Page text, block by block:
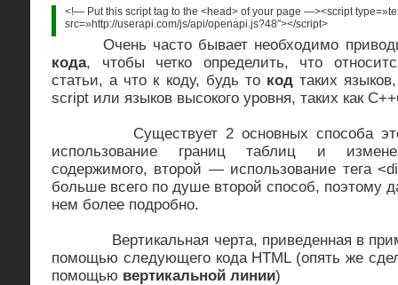
<!— Put this script tag to the <head> of your page —><script
src=»http://userapi.com/js/api/openapi.js?48″></script>
Очень часто бывает необходимо
кода, чтобы четко определить, что
статьи, а что к коду, будь то код таких
script или языков высокого уровня, таких как
Существует 2 основных способа это
использование границ таблиц и
содержимого, второй — использование тега
больше всего по душе второй способ, поэтому
нем более подробно.
Вертикальная черта, приведенная в
помощью следующего кода HTML (опять же
помощью вертикальной линии)